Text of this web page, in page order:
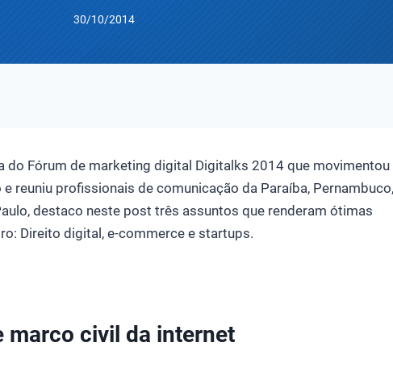
30/10/2014
do Fórum de marketing digital Digitalks 2014 que movimentou
reuniu profissionais de comunicação da Paraíba, Pernambuco,
destaco neste post três assuntos que renderam ótimas
Direito digital, e-commerce e startups.
marco civil da internet